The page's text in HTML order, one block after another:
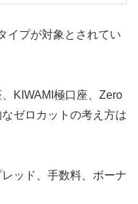
イプが対象とされてい
KIWAMI極口座、Zero
ゼロカットの考え方は
ッド、手数料、ボーナ